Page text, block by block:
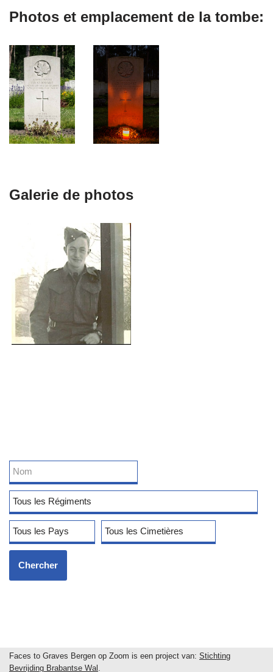
Photos et emplacement de la tombe:
Galerie de photos
Faces to Graves Bergen op Zoom is een project van: Stichting
Bevrijding Brabantse Wal .